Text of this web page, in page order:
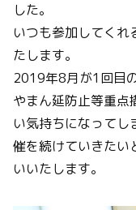
した。
いつも参加してくれ
たします。
2019年8月が1回目
やまん延防止等重点
い気持ちになってし
催を続けていきたい
いいたします。